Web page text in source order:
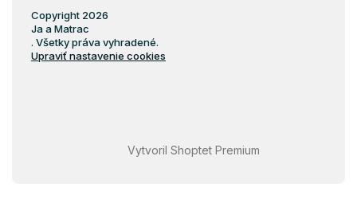
Vytvoril Shoptet Premium
Copyright 2026
Ja a Matrac
. Všetky práva vyhradené.
Upraviť nastavenie cookies